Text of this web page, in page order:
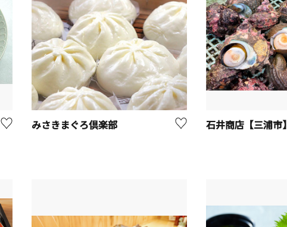
みさきまぐろ倶楽部 石井商店【三浦市】